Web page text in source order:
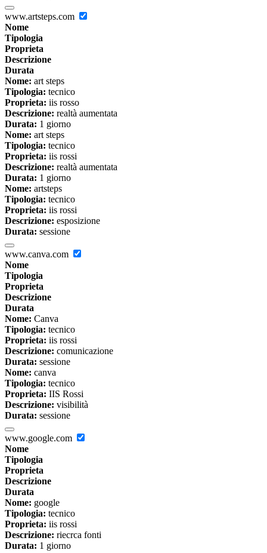
www.artsteps.com
Nome
Tipologia
Proprieta
Descrizione
Durata
Nome: art steps
Tipologia: tecnico
Proprieta: iis rosso
Descrizione: realtà aumentata
Durata: 1 giorno
Nome: art steps
Tipologia: tecnico
Proprieta: iis rossi
Descrizione: realtà aumentata
Durata: 1 giorno
Nome: artsteps
Tipologia: tecnico
Proprieta: iis rossi
Descrizione: esposizione
Durata: sessione
www.canva.com
Nome
Tipologia
Proprieta
Descrizione
Durata
Nome: Canva
Tipologia: tecnico
Proprieta: iis rossi
Descrizione: comunicazione
Durata: sessione
Nome: canva
Tipologia: tecnico
Proprieta: IIS Rossi
Descrizione: visibilità
Durata: sessione
www.google.com
Nome
Tipologia
Proprieta
Descrizione
Durata
Nome: google
Tipologia: tecnico
Proprieta: iis rossi
Descrizione: riecrca fonti
Durata: 1 giorno